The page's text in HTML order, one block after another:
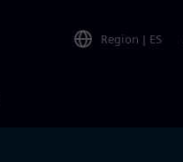
Region | ES